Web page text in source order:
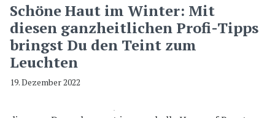
Schöne Haut im Winter: Mit
diesen ganzheitlichen Profi-Tipps
bringst Du den Teint zum
Leuchten
19. Dezember 2022